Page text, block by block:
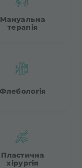
Мануальна
терапія
Флебологія
Пластична
хірургія